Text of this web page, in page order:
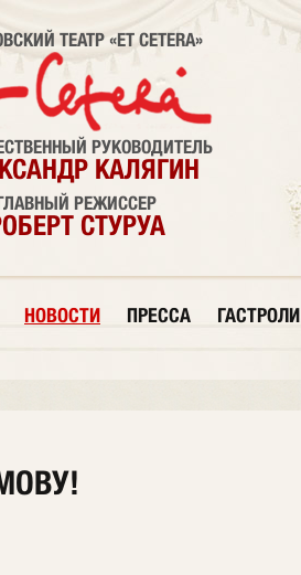
ТЕАТР «ET CETERA»
РУКОВОДИТЕЛЬ
КАЛЯГИН
РЕЖИССЕР
СТУРУА
НОВОСТИ ПРЕССА ГАСТРОЛИ